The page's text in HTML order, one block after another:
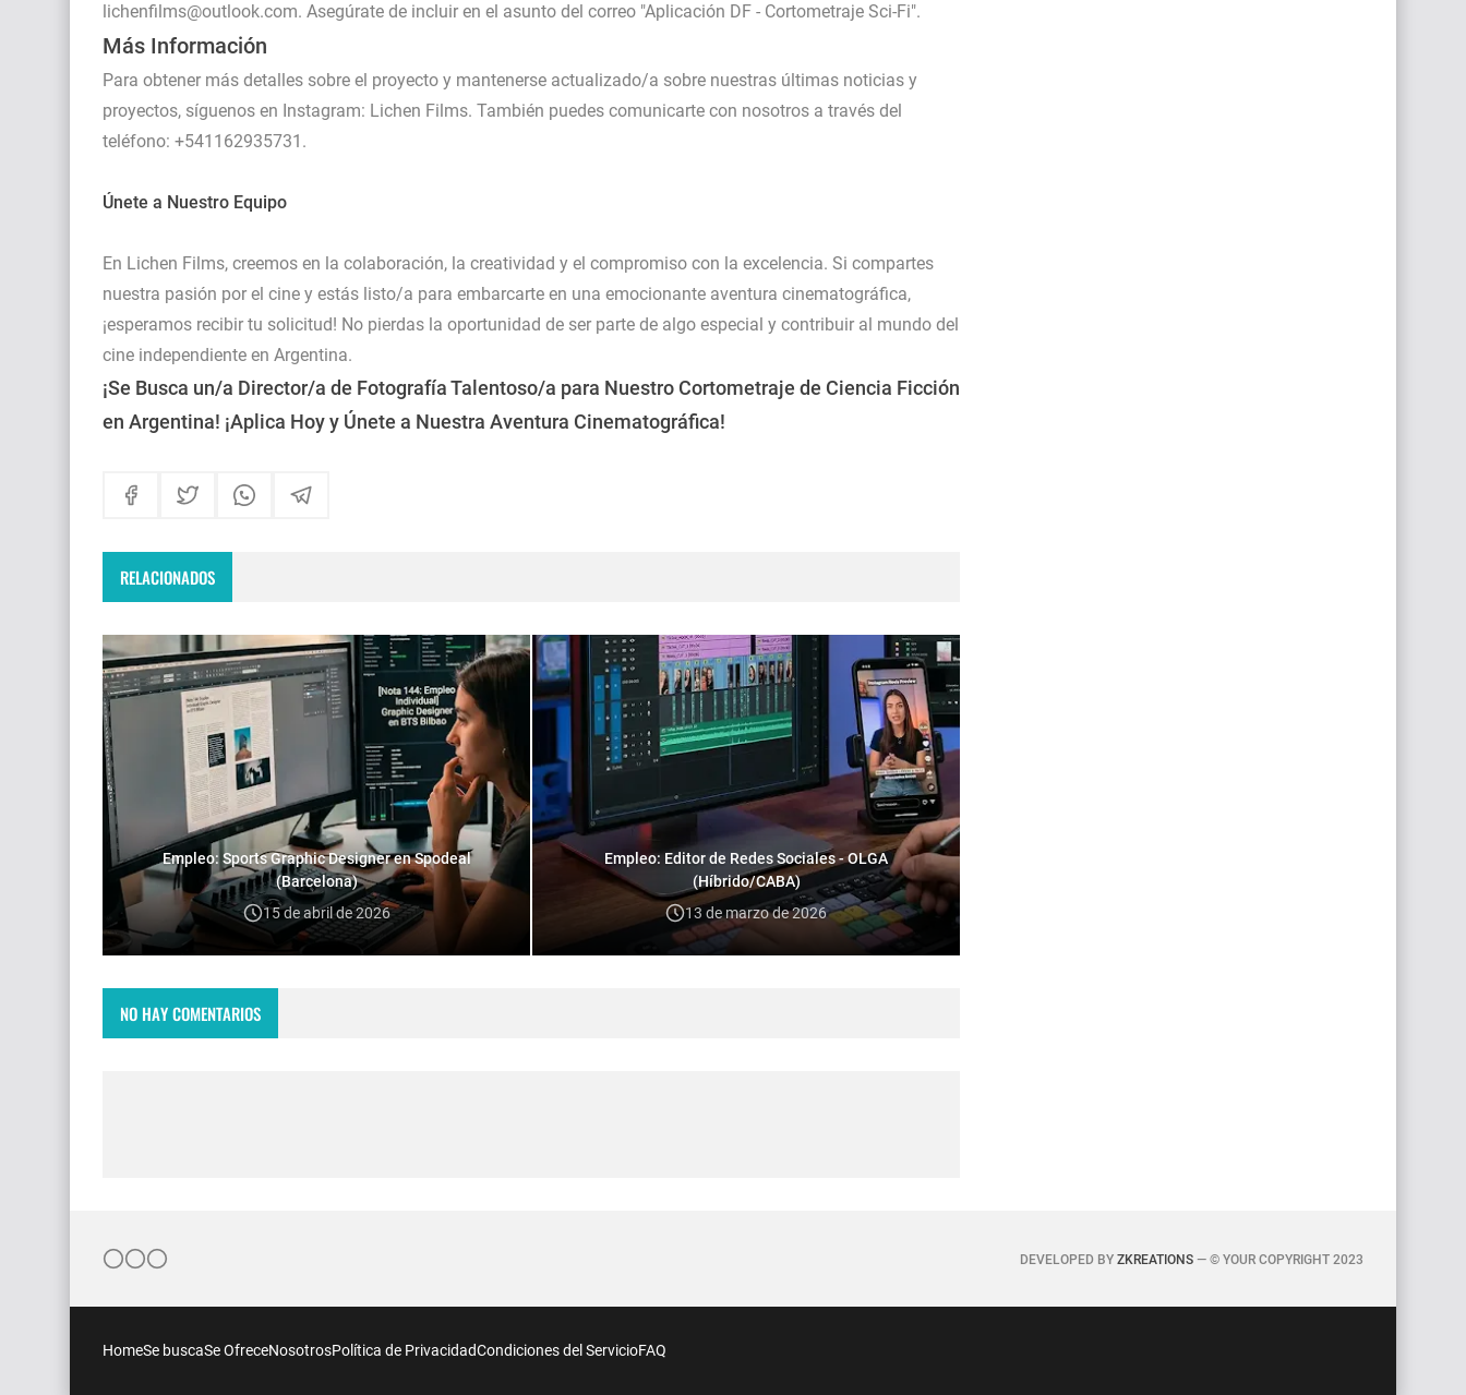
lichenfilms@outlook.com. Asegúrate de incluir en el asunto del correo "Aplicación DF - Cortometraje Sci-Fi".
Más Información
Para obtener más detalles sobre el proyecto y mantenerse actualizado/a sobre nuestras últimas noticias y
proyectos, síguenos en Instagram: Lichen Films. También puedes comunicarte con nosotros a través del
teléfono: +541162935731.
Únete a Nuestro Equipo
En Lichen Films, creemos en la colaboración, la creatividad y el compromiso con la excelencia. Si compartes
nuestra pasión por el cine y estás listo/a para embarcarte en una emocionante aventura cinematográfica,
¡esperamos recibir tu solicitud! No pierdas la oportunidad de ser parte de algo especial y contribuir al mundo del
cine independiente en Argentina.
¡Se Busca un/a Director/a de Fotografía Talentoso/a para Nuestro Cortometraje de Ciencia Ficción
en Argentina! ¡Aplica Hoy y Únete a Nuestra Aventura Cinematográfica!
RELACIONADOS
Empleo: Sports Graphic Designer en Spodeal
(Barcelona)
15 de abril de 2026
Empleo: Editor de Redes Sociales - OLGA
(Híbrido/CABA)
13 de marzo de 2026
NO HAY COMENTARIOS
DEVELOPED BY ZKREATIONS — © YOUR COPYRIGHT 2023
HomeSe buscaSe OfreceNosotrosPolítica de PrivacidadCondiciones del ServicioFAQ